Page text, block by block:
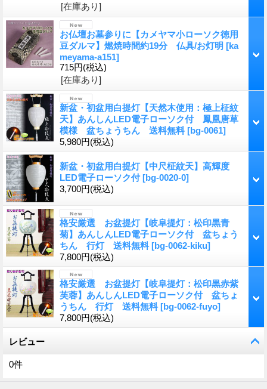
[在庫あり]
お仏壇お墓参りに【カメヤマ小ローソク徳用
豆ダルマ】燃焼時間約19分 仏具/お灯明 [ka
meyama-a151]
715円(税込)
[在庫あり]
新盆・初盆用白提灯【天然木使用：極上柾紋
天】あんしんLED電子ローソク付 鳳凰唐草
模様 盆ちょうちん 送料無料 [bg-0061]
5,980円(税込)
新盆・初盆用白提灯【中尺柾紋天】高輝度
LED電子ローソク付[bg-0020-0]
3,700円(税込)
格安厳選 お盆提灯【岐阜提灯：松印黒青
菊】あんしんLED電子ローソク付 盆ちょう
ちん 行灯 送料無料 [bg-0062-kiku]
7,800円(税込)
格安厳選 お盆提灯【岐阜提灯：松印黒赤紫
芙蓉】あんしんLED電子ローソク付 盆ちょ
うちん 行灯 送料無料 [bg-0062-fuyo]
7,800円(税込)
レビュー
0件